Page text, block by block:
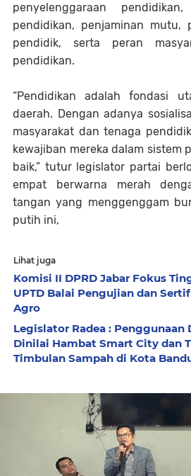
penyelenggaraan
pendidikan, penjaminan mutu,
pendidik, serta peran
pendidikan.
“Pendidikan adalah fondasi
daerah. Dengan adanya
masyarakat dan tenaga
kewajiban mereka dalam sistem
baik,” tutur legislator partai
empat berwarna merah
tangan yang menggenggam
putih ini,
Lihat juga
Komisi II DPRD Jabar Fokus
UPTD Balai Pengujian dan
Agro
Legislator Radea : Penggunaan
Dinilai Hambat Smart City dan
Timbulan Sampah di Kota